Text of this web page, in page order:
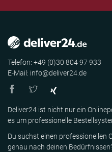
Telefon: +49 (0)30 804 97 933
E-Mail: info@deliver24.de
Deliver24 ist nicht nur ein
es um professionelle
Du suchst einen professionellen
genau nach deinen